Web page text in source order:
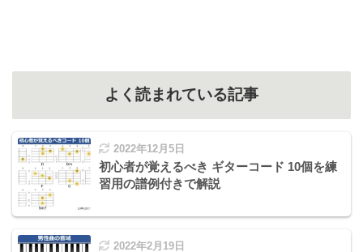
よく読まれている記事
2022年12月5日
初心者が覚えるべき ギターコード 10個を練
習用の譜例付きで解説
2022年2月19日